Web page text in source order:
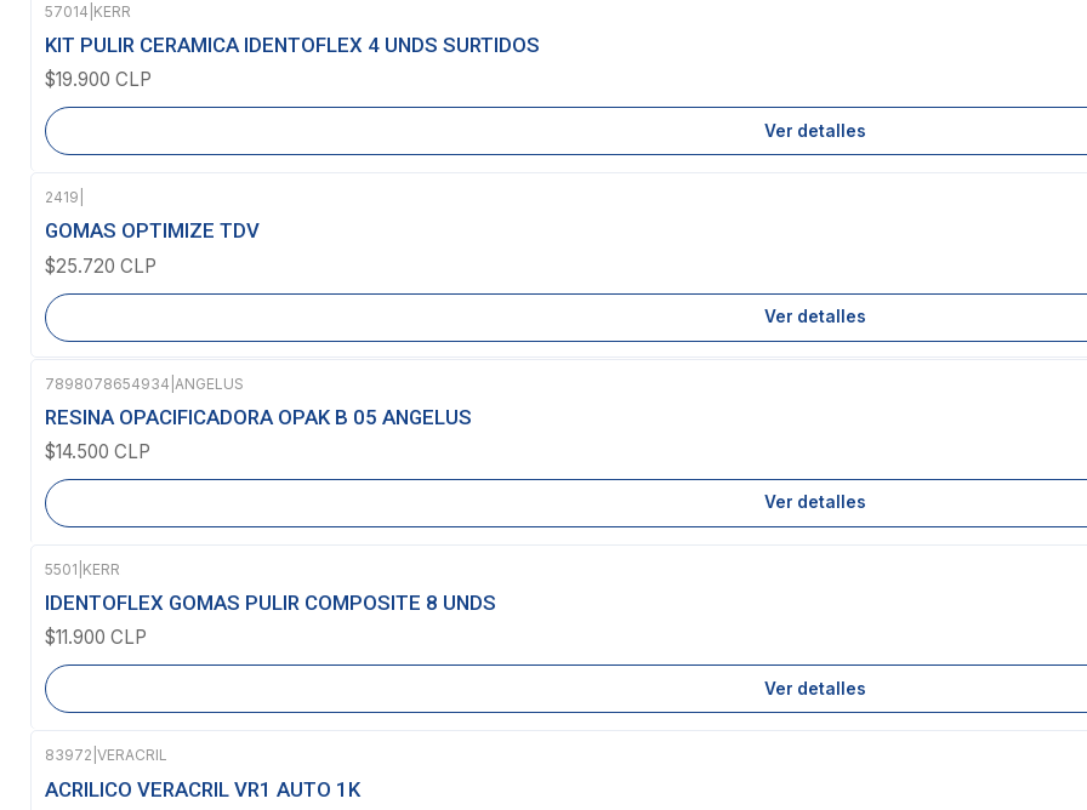
Agotado
57014 KERR
KIT PULIR CERAMICA IDENTOFLEX 4 UNDS SURTIDOS
$19.900 CLP
Ver detalles
Agotado
2419
GOMAS OPTIMIZE TDV
$25.720 CLP
Ver detalles
Agotado
7898078654934 ANGELUS
RESINA OPACIFICADORA OPAK B 05 ANGELUS
$14.500 CLP
Ver detalles
Agotado
5501 KERR
IDENTOFLEX GOMAS PULIR COMPOSITE 8 UNDS
$11.900 CLP
Ver detalles
83972 VERACRIL
ACRILICO VERACRIL VR1 AUTO 1K